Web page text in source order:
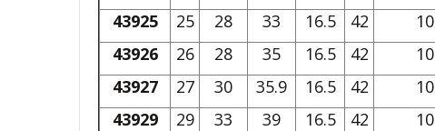
43925
25 28 33 16.5 42
10
43926
26 28 35 16.5 42
10
43927
27 30 35.9 16.5 42
10
43929
29 33 39 16.5 42
10